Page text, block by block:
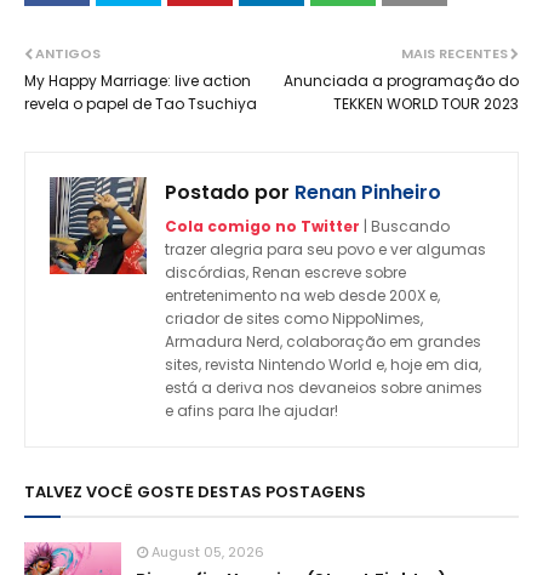
MAIS RECENTES
Anunciada a programação do
TEKKEN WORLD TOUR 2023
ANTIGOS
My Happy Marriage: live action
revela o papel de Tao Tsuchiya
Postado por Renan Pinheiro
Cola comigo no Twitter | Buscando
trazer alegria para seu povo e ver algumas
discórdias, Renan escreve sobre
entretenimento na web desde 200X e,
criador de sites como NippoNimes,
Armadura Nerd, colaboração em grandes
sites, revista Nintendo World e, hoje em dia,
está a deriva nos devaneios sobre animes
e afins para lhe ajudar!
TALVEZ VOCÊ GOSTE DESTAS POSTAGENS
August 05, 2026